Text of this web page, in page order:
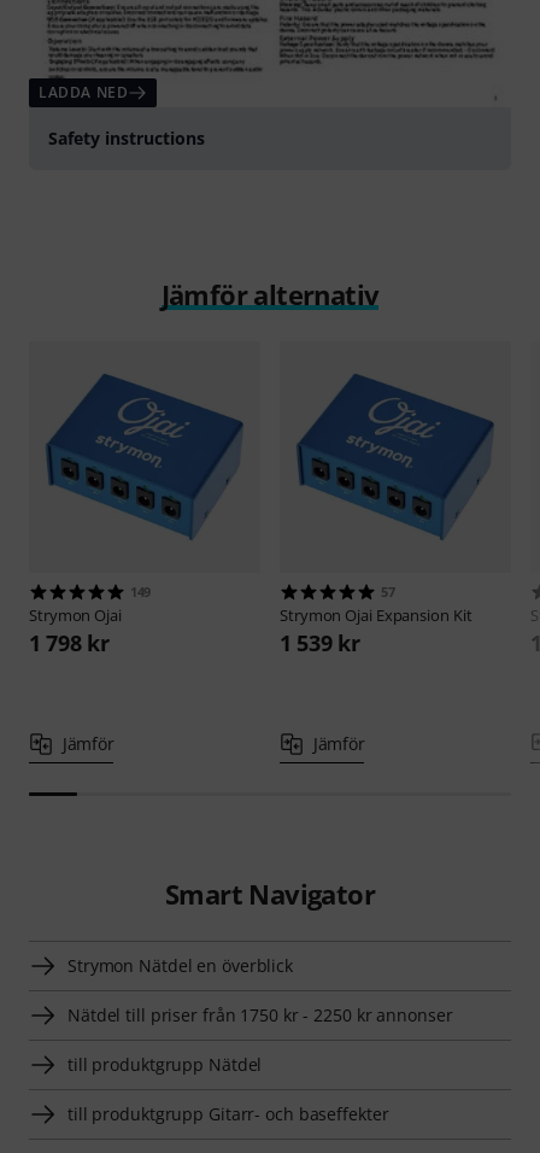
LADDA NED
Safety instructions
Jämför alternativ
149
Strymon Ojai
1 798 kr
Jämför
57
Strymon Ojai Expansion Kit
1 539 kr
Jämför
Smart Navigator
Strymon Nätdel en överblick
Nätdel till priser från 1750 kr - 2250 kr annonser
till produktgrupp Nätdel
till produktgrupp Gitarr- och baseffekter